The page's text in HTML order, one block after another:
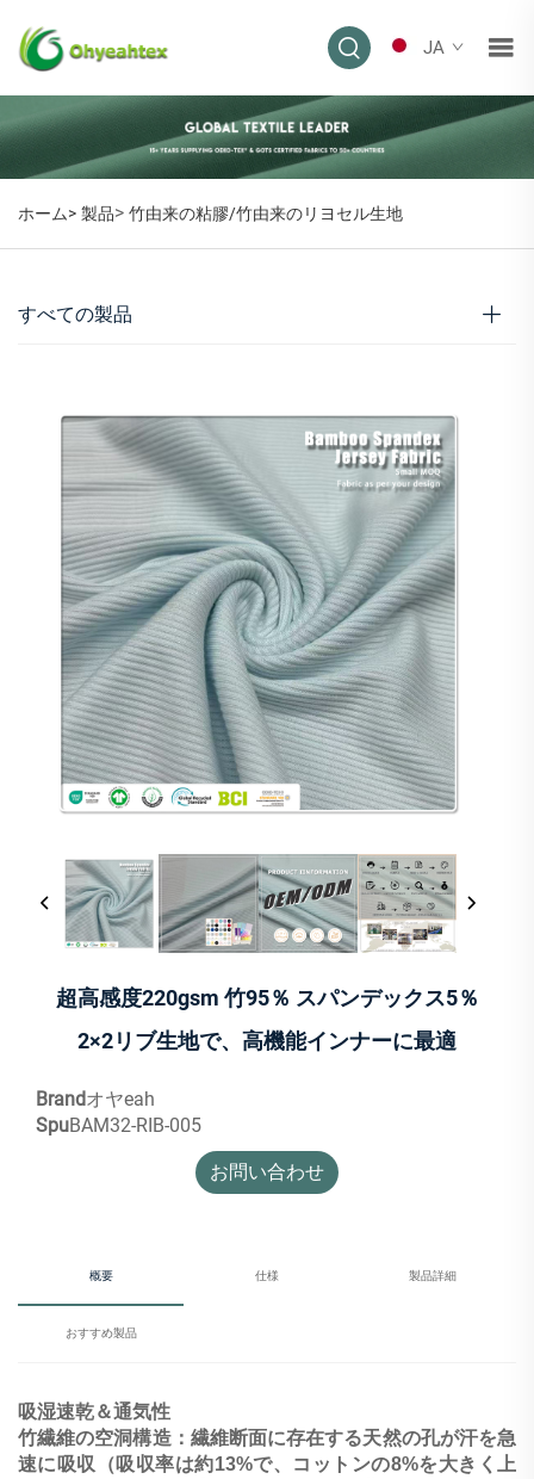
JA
ホーム> 製品> 竹由来の粘膠/竹由来のリヨセル生地
すべての製品
超高感度220gsm 竹95％ スパンデックス5％
2×2リブ生地で、高機能インナーに最適
Brandオヤeah
SpuBAM32-RIB-005
お問い合わせ
概要 仕様 製品詳細
おすすめ製品
吸湿速乾＆通気性
竹繊維の空洞構造：繊維断面に存在する天然の孔が汗を急
速に吸収（吸収率は約13%で、コットンの8%を大きく上